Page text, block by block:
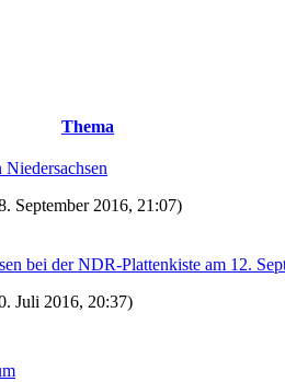
Thema
September 2016, 21:07)
bei der NDR-Plattenkiste am 12.
Juli 2016, 20:37)